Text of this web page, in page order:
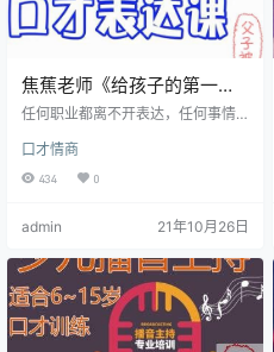
焦蕉老师《给孩子的第一堂
口才表达课》教学视频 mp4
任何职业都离不开表达，任何事情
是选修课，而是让孩子受益终生的
必修课。然而作为父母，我们经常
逻辑、表述词不达意、讲话吞吞吐
期”，此阶段训练语言能力最为容
易，而错过这个时期将困难数倍。
所以爸爸妈妈要抓住哦！作为儿童
口才表达的教育名师，焦焦老师不
仅有10多年的口才教育实战经验，
口才情商
434 0
admin 21年10月26日